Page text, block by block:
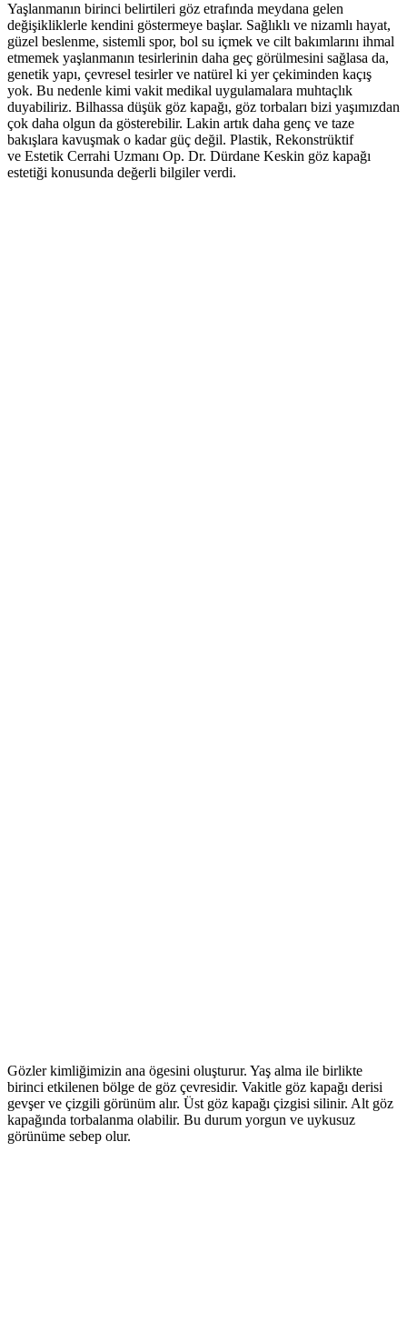
Yaşlanmanın birinci belirtileri göz etrafında meydana gelen
değişikliklerle kendini göstermeye başlar. Sağlıklı ve nizamlı hayat,
güzel beslenme, sistemli spor, bol su içmek ve cilt bakımlarını ihmal
etmemek yaşlanmanın tesirlerinin daha geç görülmesini sağlasa da,
genetik yapı, çevresel tesirler ve natürel ki yer çekiminden kaçış
yok. Bu nedenle kimi vakit medikal uygulamalara muhtaçlık
duyabiliriz. Bilhassa düşük göz kapağı, göz torbaları bizi yaşımızdan
çok daha olgun da gösterebilir. Lakin artık daha genç ve taze
bakışlara kavuşmak o kadar güç değil. Plastik, Rekonstrüktif
ve Estetik Cerrahi Uzmanı Op. Dr. Dürdane Keskin göz kapağı
estetiği konusunda değerli bilgiler verdi.
Gözler kimliğimizin ana ögesini oluşturur. Yaş alma ile birlikte
birinci etkilenen bölge de göz çevresidir. Vakitle göz kapağı derisi
gevşer ve çizgili görünüm alır. Üst göz kapağı çizgisi silinir. Alt göz
kapağında torbalanma olabilir. Bu durum yorgun ve uykusuz
görünüme sebep olur.